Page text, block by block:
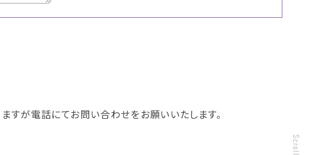
すが電話にてお問い合わせをお願いいたします。
Scroll